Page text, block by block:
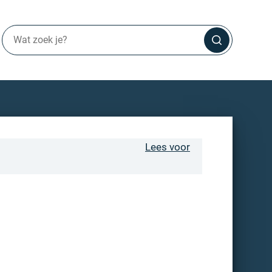
Lees voor